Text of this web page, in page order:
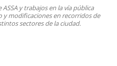
y trabajos en la vía pública
y modificaciones en recorridos de
sectores de la ciudad.